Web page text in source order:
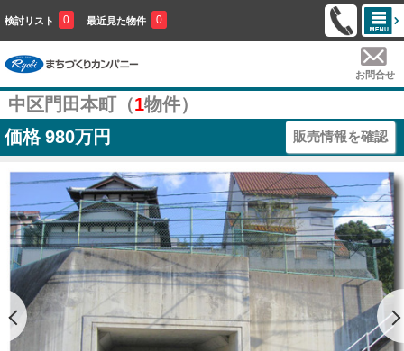
検討リスト 0 最近見た物件 0
お問合せ
中区門田本町（1物件）
価格 980万円 販売情報を確認